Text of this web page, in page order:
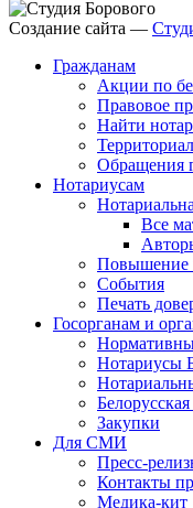
Создание сайта —
Гражданам
Акции по
Правовое
Найти
Обращения
Нотариусам
Все
Повышение
События
Печать
Госорганам и
Нотариусы
Закупки
Для СМИ
Пресс-
Контакты
Медика-кит